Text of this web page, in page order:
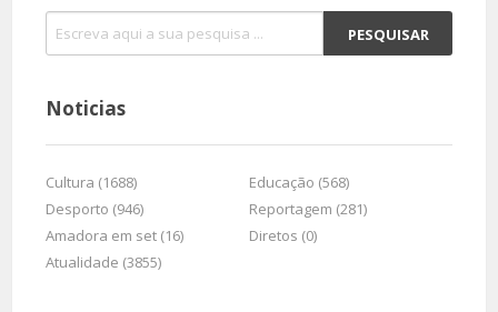
Noticias
Cultura (1688)
Educação (568)
Desporto (946)
Reportagem (281)
Amadora em set (16)
Diretos (0)
Atualidade (3855)